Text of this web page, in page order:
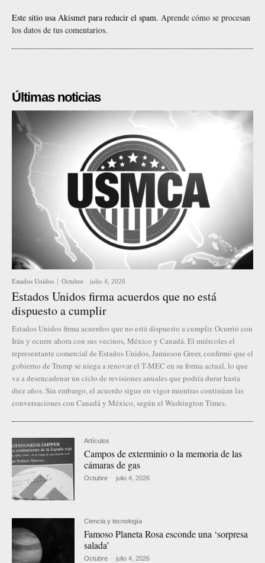
Este sitio usa Akismet para reducir el spam. Aprende cómo se procesan
los datos de tus comentarios.
Últimas noticias
Estados Unidos Octubre - julio 4, 2026
Estados Unidos firma acuerdos que no está
dispuesto a cumplir
Estados Unidos firma acuerdos que no está dispuesto a cumplir. Ocurrió con
Irán y ocurre ahora con sus vecinos, México y Canadá. El miércoles el
representante comercial de Estados Unidos, Jamieson Greer, confirmó que el
gobierno de Trump se niega a renovar el T-MEC en su forma actual, lo que
va a desencadenar un ciclo de revisiones anuales que podría durar hasta
diez años. Sin embargo, el acuerdo sigue en vigor mientras continúan las
conversaciones con Canadá y México, según el Washington Times.
Artículos
Campos de exterminio o la memoria de las
cámaras de gas
Octubre - julio 4, 2026
Ciencia y tecnología
Famoso Planeta Rosa esconde una ‘sorpresa
salada’
Octubre - julio 4, 2026